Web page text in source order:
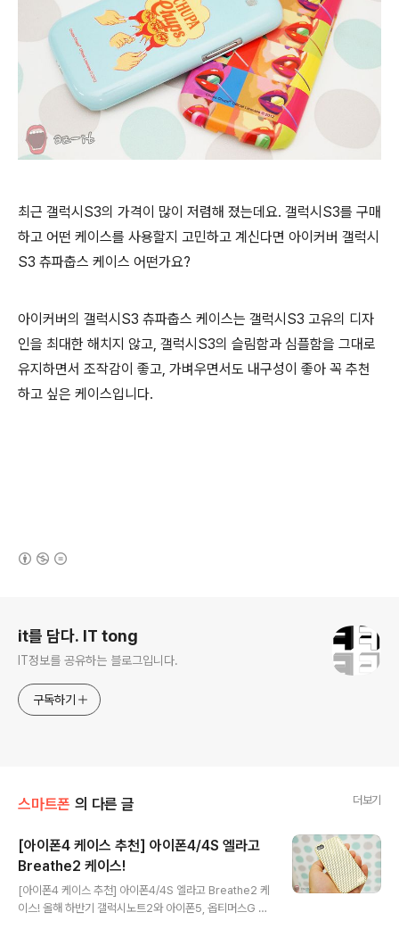
최근 갤럭시S3의 가격이 많이 저렴해 졌는데요. 갤럭시S3를 구매
하고 어떤 케이스를 사용할지 고민하고 계신다면 아이커버 갤럭시
S3 츄파춥스 케이스 어떤가요?
아이커버의 갤럭시S3 츄파춥스 케이스는 갤럭시S3 고유의 디자
인을 최대한 해치지 않고, 갤럭시S3의 슬림함과 심플함을 그대로
유지하면서 조작감이 좋고, 가벼우면서도 내구성이 좋아 꼭 추천
하고 싶은 케이스입니다.
it를 담다. IT tong
IT정보를 공유하는 블로그입니다.
구독하기
스마트폰 의 다른 글 더보기
[아이폰4 케이스 추천] 아이폰4/4S 엘라고
Breathe2 케이스!
[아이폰4 케이스 추천] 아이폰4/4S 엘라고 Breathe2 케
이스! 올해 하반기 갤럭시노트2와 아이폰5, 옵티머스G 등